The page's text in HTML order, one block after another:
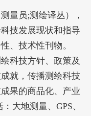
量员;测绘译丛），
技发展现状和指导
、技术性刊物。
科技方针、政策及
就，传播测绘科技
果的商品化、产业
大地测量、GPS、